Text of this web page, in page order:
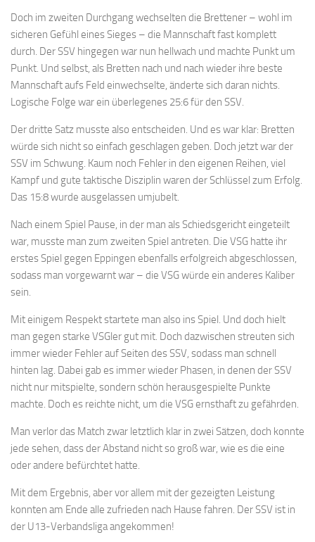
Doch im zweiten Durchgang wechselten die Brettener – wohl im
sicheren Gefühl eines Sieges – die Mannschaft fast komplett
durch. Der SSV hingegen war nun hellwach und machte Punkt um
Punkt. Und selbst, als Bretten nach und nach wieder ihre beste
Mannschaft aufs Feld einwechselte, änderte sich daran nichts.
Logische Folge war ein überlegenes 25:6 für den SSV.
Der dritte Satz musste also entscheiden. Und es war klar: Bretten
würde sich nicht so einfach geschlagen geben. Doch jetzt war der
SSV im Schwung. Kaum noch Fehler in den eigenen Reihen, viel
Kampf und gute taktische Disziplin waren der Schlüssel zum Erfolg.
Das 15:8 wurde ausgelassen umjubelt.
Nach einem Spiel Pause, in der man als Schiedsgericht eingeteilt
war, musste man zum zweiten Spiel antreten. Die VSG hatte ihr
erstes Spiel gegen Eppingen ebenfalls erfolgreich abgeschlossen,
sodass man vorgewarnt war – die VSG würde ein anderes Kaliber
sein.
Mit einigem Respekt startete man also ins Spiel. Und doch hielt
man gegen starke VSGler gut mit. Doch dazwischen streuten sich
immer wieder Fehler auf Seiten des SSV, sodass man schnell
hinten lag. Dabei gab es immer wieder Phasen, in denen der SSV
nicht nur mitspielte, sondern schön herausgespielte Punkte
machte. Doch es reichte nicht, um die VSG ernsthaft zu gefährden.
Man verlor das Match zwar letztlich klar in zwei Sätzen, doch konnte
jede sehen, dass der Abstand nicht so groß war, wie es die eine
oder andere befürchtet hatte.
Mit dem Ergebnis, aber vor allem mit der gezeigten Leistung
konnten am Ende alle zufrieden nach Hause fahren. Der SSV ist in
der U13-Verbandsliga angekommen!